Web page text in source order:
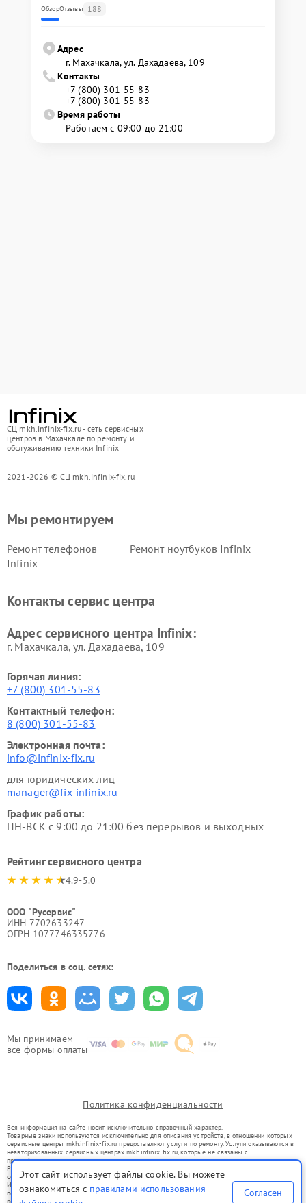
ОбзорОтзывы 188
Адрес
г. Махачкала, ул. Дахадаева, 109
Контакты
+7 (800) 301-55-83
+7 (800) 301-55-83
Время работы
Работаем с 09:00 до 21:00
СЦ mkh.infinix-fix.ru - сеть сервисных
центров в Махачкале по ремонту и
обслуживанию техники Infinix
2021-2026 © СЦ mkh.infinix-fix.ru
Мы принимаем
все формы оплаты
Мы ремонтируем
Ремонт телефонов
Infinix
Ремонт ноутбуков Infinix
Контакты сервис центра
Адрес сервисного центра Infinix:
г. Махачкала, ул. Дахадаева, 109
Горячая линия:
+7 (800) 301-55-83
Контактный телефон:
8 (800) 301-55-83
Электронная почта:
info@infinix-fix.ru
для юридических лиц
manager@fix-infinix.ru
График работы:
ПН-ВСК с 9:00 до 21:00 без перерывов и выходных
Рейтинг сервисного центра
4.9-5.0
ООО "Русервис"
ИНН 7702633247
ОГРН 1077746335776
Поделиться в соц. сетях:
Политика конфиденциальности
Вся информация на сайте носит исключительно справочный характер.
Товарные знаки используются исключительно для описания устройств, в отношении которых
сервисные центры mkh.infinix-fix.ru предоставляют услуги по ремонту. Услуги оказываются в
неавторизованных сервисных центрах mkh.infinix-fix.ru, которые не связаны с
правообладателями товарных знаков или их официальными представителями.
Ремонт осуществляется для устройств, уже введенных в гражданский оборот в соответствии
со статьей 1487 ГК РФ.
Использование товарных знаков не преследует цели индивидуализации услуг или введения
потребителей в заблуждение, а служит для информирования о предоставляемых услугах по
Этот сайт использует файлы cookie. Вы можете
ознакомиться с правилами использования
Согласен